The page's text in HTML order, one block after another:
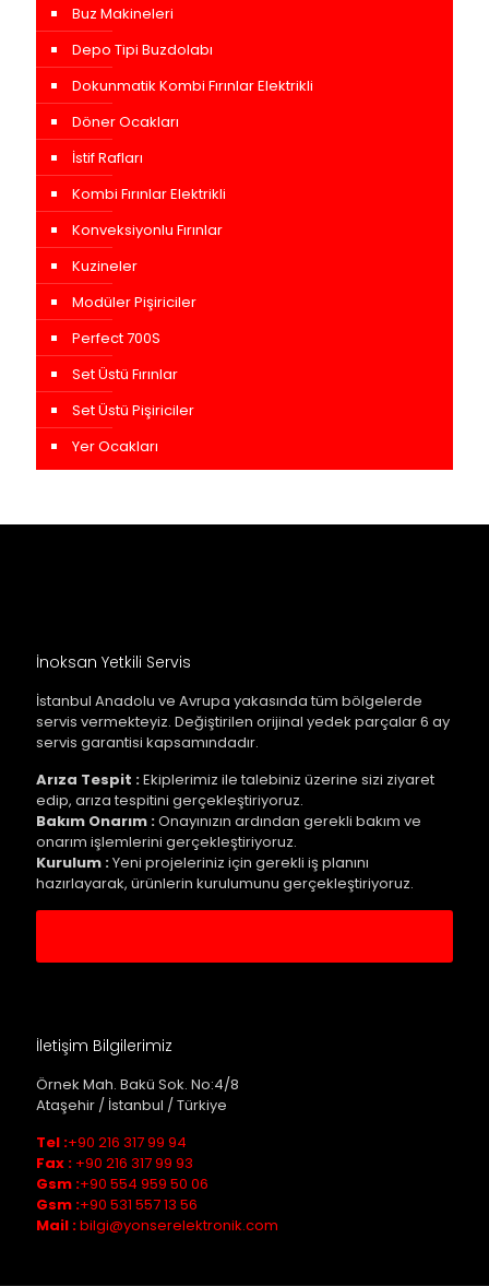
Buz Makineleri
Depo Tipi Buzdolabı
Dokunmatik Kombi Fırınlar Elektrikli
Döner Ocakları
İstif Rafları
Kombi Fırınlar Elektrikli
Konveksiyonlu Fırınlar
Kuzineler
Modüler Pişiriciler
Perfect 700S
Set Üstü Fırınlar
Set Üstü Pişiriciler
Yer Ocakları
İnoksan Yetkili Servis
İstanbul Anadolu ve Avrupa yakasında tüm bölgelerde
servis vermekteyiz. Değiştirilen orijinal yedek parçalar 6 ay
servis garantisi kapsamındadır.
Arıza Tespit :Ekiplerimiz ile talebiniz üzerine sizi ziyaret
edip, arıza tespitini gerçekleştiriyoruz.
Bakım Onarım :Onayınızın ardından gerekli bakım ve
onarım işlemlerini gerçekleştiriyoruz.
Kurulum :Yeni projeleriniz için gerekli iş planını
hazırlayarak, ürünlerin kurulumunu gerçekleştiriyoruz.
İletişim Bilgilerimiz
Örnek Mah. Bakü Sok. No:4/8
Ataşehir / İstanbul / Türkiye
Tel :+90 216 317 99 94
Fax : +90 216 317 99 93
Gsm :+90 554 959 50 06
Gsm :+90 531 557 13 56
Mail :bilgi@yonserelektronik.com